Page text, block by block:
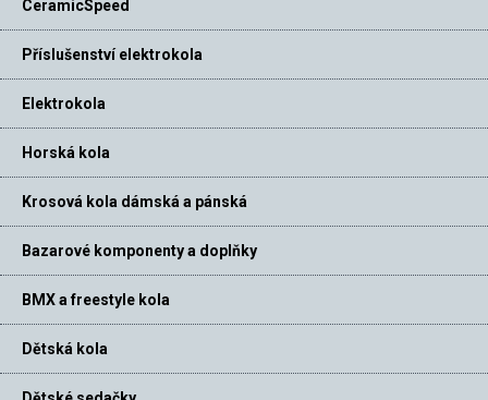
CeramicSpeed
Příslušenství elektrokola
Elektrokola
Horská kola
Krosová kola dámská a pánská
Bazarové komponenty a doplňky
BMX a freestyle kola
Dětská kola